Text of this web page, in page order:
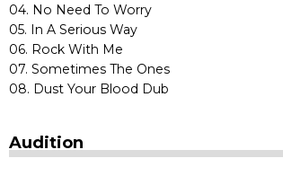
04. No Need To Worry
05. In A Serious Way
06. Rock With Me
07. Sometimes The Ones
08. Dust Your Blood Dub
Audition